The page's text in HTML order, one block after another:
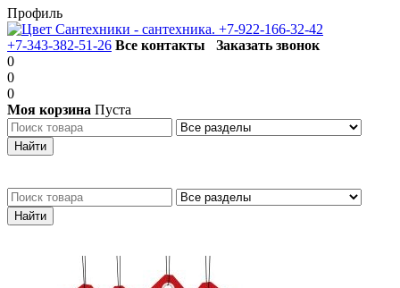
Профиль
+7-922-166-32-42
+7-343-382-51-26 Все контакты
Заказать звонок
0
0
0
Моя корзина Пуста